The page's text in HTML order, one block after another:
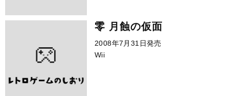
零 月蝕の仮面
2008年7月31日発売
Wii